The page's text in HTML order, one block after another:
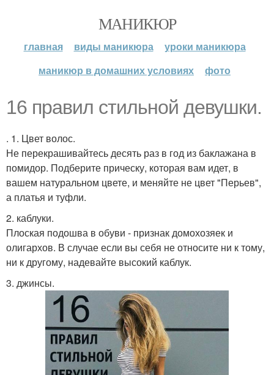
МАНИКЮР
главная виды маникюра
уроки маникюра
маникюр в домашних условиях
фото
16 правил стильной девушки.
. 1. Цвет волос.
Не перекрашивайтесь десять раз в год из баклажана в
помидор. Подберите прическу, которая вам идет, в
вашем натуральном цвете, и меняйте не цвет "Перьев",
а платья и туфли.
2. каблуки.
Плоская подошва в обуви - признак домохозяек и
олигархов. В случае если вы себя не относите ни к тому,
ни к другому, надевайте высокий каблук.
3. джинсы.